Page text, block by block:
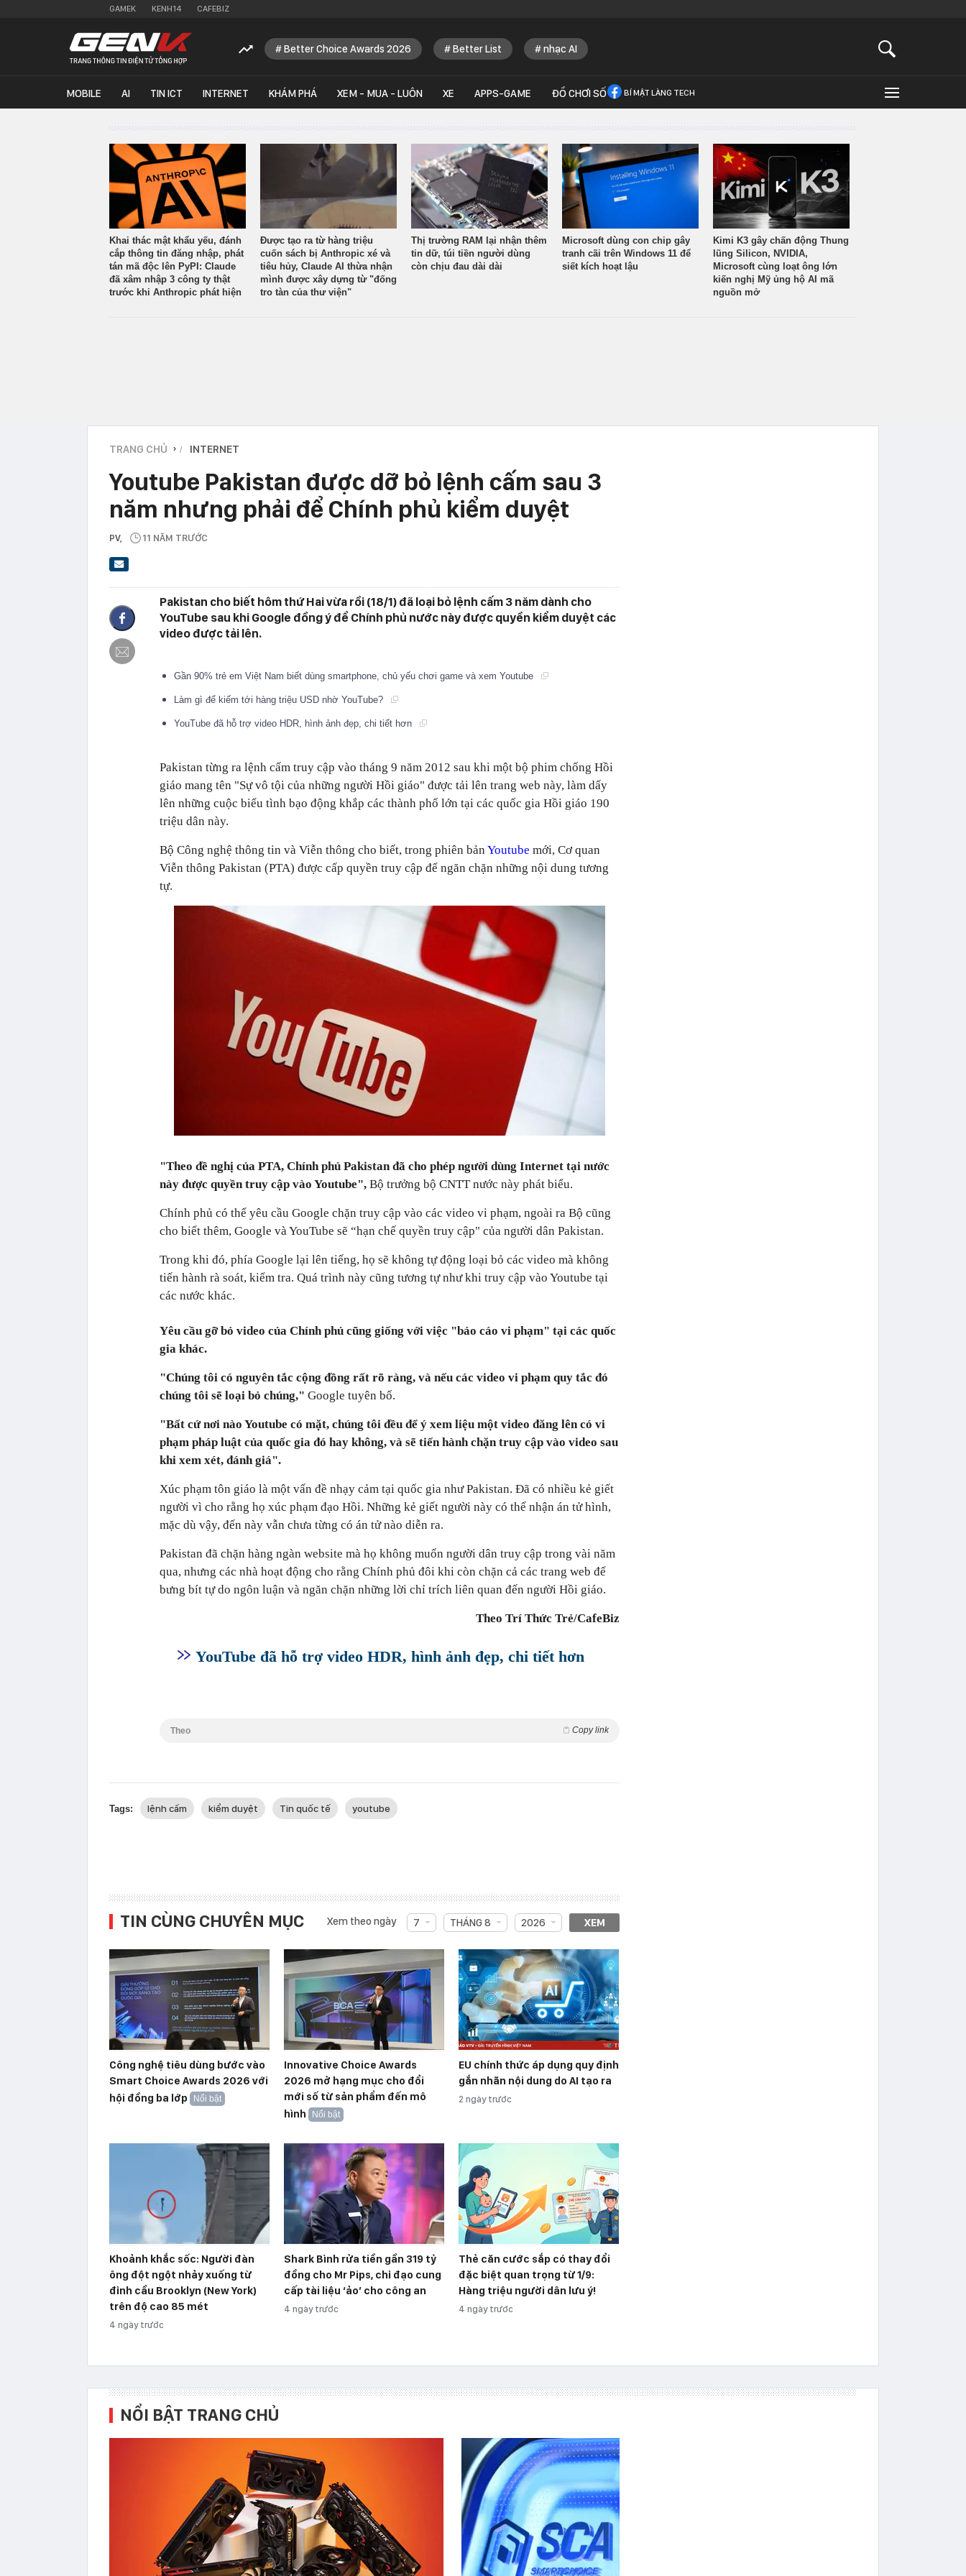
GAMEK KENH14 CAFEBIZ
Better Choice Awards 2026 Better List nhạc AI
MOBILE AI TIN ICT INTERNET KHÁM PHÁ XEM - MUA - LUÔN XE APPS-GAME ĐỒ CHƠI SỐ BÍ MẬT LÀNG TECH
Khai thác mật khẩu yếu, đánh
cắp thông tin đăng nhập, phát
tán mã độc lên PyPI: Claude
đã xâm nhập 3 công ty thật
trước khi Anthropic phát hiện
Được tạo ra từ hàng triệu
cuốn sách bị Anthropic xé và
tiêu hủy, Claude AI thừa nhận
mình được xây dựng từ "đống
tro tàn của thư viện"
Thị trường RAM lại nhận thêm
tin dữ, túi tiền người dùng
còn chịu đau dài dài
Microsoft dùng con chip gây
tranh cãi trên Windows 11 để
siết kích hoạt lậu
Kimi K3 gây chấn động Thung
lũng Silicon, NVIDIA,
Microsoft cùng loạt ông lớn
kiến nghị Mỹ ủng hộ AI mã
nguồn mở
TRANG CHỦ › INTERNET
Youtube Pakistan được dỡ bỏ lệnh cấm sau 3
năm nhưng phải để Chính phủ kiểm duyệt
PV, 11 NĂM TRƯỚC
Pakistan cho biết hôm thứ Hai vừa rồi (18/1) đã loại bỏ lệnh cấm 3 năm dành cho
YouTube sau khi Google đồng ý để Chính phủ nước này được quyền kiểm duyệt các
video được tải lên.
Gần 90% trẻ em Việt Nam biết dùng smartphone, chủ yếu chơi game và xem Youtube
Làm gì để kiếm tới hàng triệu USD nhờ YouTube?
YouTube đã hỗ trợ video HDR, hình ảnh đẹp, chi tiết hơn
Pakistan từng ra lệnh cấm truy cập vào tháng 9 năm 2012 sau khi một bộ phim chống Hồi
giáo mang tên "Sự vô tội của những người Hồi giáo" được tải lên trang web này, làm dấy
lên những cuộc biểu tình bạo động khắp các thành phố lớn tại các quốc gia Hồi giáo 190
triệu dân này.
Bộ Công nghệ thông tin và Viễn thông cho biết, trong phiên bản Youtube mới, Cơ quan
Viễn thông Pakistan (PTA) được cấp quyền truy cập để ngăn chặn những nội dung tương
tự.
"Theo đề nghị của PTA, Chính phủ Pakistan đã cho phép người dùng Internet tại nước
này được quyền truy cập vào Youtube", Bộ trưởng bộ CNTT nước này phát biểu.
Chính phủ có thể yêu cầu Google chặn truy cập vào các video vi phạm, ngoài ra Bộ cũng
cho biết thêm, Google và YouTube sẽ “hạn chế quyền truy cập" của người dân Pakistan.
Trong khi đó, phía Google lại lên tiếng, họ sẽ không tự động loại bỏ các video mà không
tiến hành rà soát, kiểm tra. Quá trình này cũng tương tự như khi truy cập vào Youtube tại
các nước khác.
Yêu cầu gỡ bỏ video của Chính phủ cũng giống với việc "báo cáo vi phạm" tại các quốc
gia khác.
"Chúng tôi có nguyên tắc cộng đồng rất rõ ràng, và nếu các video vi phạm quy tắc đó
chúng tôi sẽ loại bỏ chúng," Google tuyên bố.
"Bất cứ nơi nào Youtube có mặt, chúng tôi đều để ý xem liệu một video đăng lên có vi
phạm pháp luật của quốc gia đó hay không, và sẽ tiến hành chặn truy cập vào video sau
khi xem xét, đánh giá".
Xúc phạm tôn giáo là một vấn đề nhạy cảm tại quốc gia như Pakistan. Đã có nhiều kẻ giết
người vì cho rằng họ xúc phạm đạo Hồi. Những kẻ giết người này có thể nhận án tử hình,
mặc dù vậy, đến này vẫn chưa từng có án tử nào diễn ra.
Pakistan đã chặn hàng ngàn website mà họ không muốn người dân truy cập trong vài năm
qua, nhưng các nhà hoạt động cho rằng Chính phủ đôi khi còn chặn cả các trang web để
bưng bít tự do ngôn luận và ngăn chặn những lời chỉ trích liên quan đến người Hồi giáo.
Theo Trí Thức Trẻ/CafeBiz
YouTube đã hỗ trợ video HDR, hình ảnh đẹp, chi tiết hơn
Theo Copy link
Tags: lệnh cấm kiểm duyệt Tin quốc tế youtube
TIN CÙNG CHUYÊN MỤC Xem theo ngày 7 THÁNG 8 2026 XEM
Công nghệ tiêu dùng bước vào
Smart Choice Awards 2026 với
hội đồng ba lớp
Nổi bật
Innovative Choice Awards
2026 mở hạng mục cho đổi
mới số từ sản phẩm đến mô
hình
Nổi bật
EU chính thức áp dụng quy định
gắn nhãn nội dung do AI tạo ra
2 ngày trước
Khoảnh khắc sốc: Người đàn
ông đột ngột nhảy xuống từ
đỉnh cầu Brooklyn (New York)
trên độ cao 85 mét
4 ngày trước
Shark Bình rửa tiền gần 319 tỷ
đồng cho Mr Pips, chỉ đạo cung
cấp tài liệu ‘ảo’ cho công an
4 ngày trước
Thẻ căn cước sắp có thay đổi
đặc biệt quan trọng từ 1/9:
Hàng triệu người dân lưu ý!
4 ngày trước
NỔI BẬT TRANG CHỦ